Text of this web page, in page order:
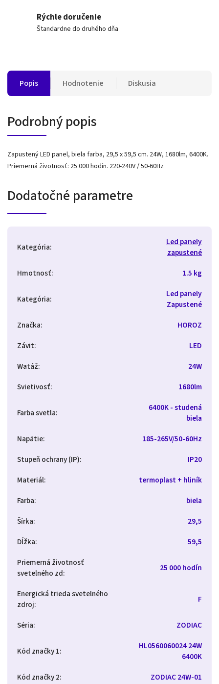
Rýchle doručenie
Štandardne do druhého dňa
Popis Hodnotenie Diskusia
Podrobný popis
Zapustený LED panel, biela farba, 29,5 x 59,5 cm. 24W, 1680lm, 6400K.
Priemerná životnosť: 25 000 hodín. 220-240V / 50-60Hz
Dodatočné parametre
Kategória:
Led panely
zapustené
Hmotnosť: 1.5 kg
Kategória:
Led panely
Zapustené
Značka:
HOROZ
Závit:
LED
Watáž:
24W
Svietivosť: 1680lm
Farba svetla:
6400K - studená
biela
Napätie:
185-265V/50-60Hz
Stupeň ochrany (IP):
IP20
Materiál:
termoplast + hliník
Farba:
biela
Šírka:
29,5
Dĺžka:
59,5
Priemerná životnosť
svetelného zd: 25 000 hodín
Energická trieda svetelného
zdroj: F
Séria: ZODIAC
Kód značky 1:
HL0560060024 24W
6400K
Kód značky 2:
ZODIAC 24W-01